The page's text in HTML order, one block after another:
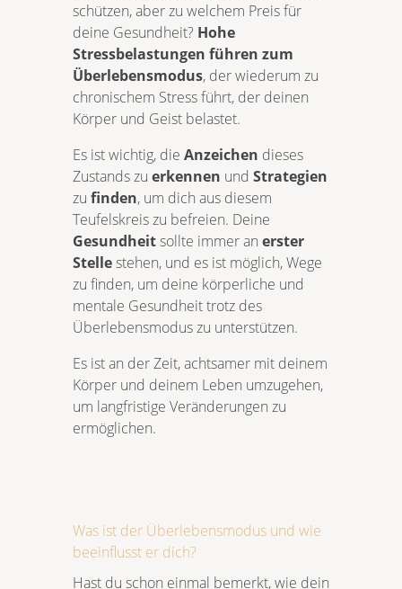
schützen, aber zu welchem Preis für
deine Gesundheit? Hohe
Stressbelastungen führen zum
Überlebensmodus, der wiederum zu
chronischem Stress führt, der deinen
Körper und Geist belastet.
Es ist wichtig, die Anzeichen dieses
Zustands zu erkennen und Strategien
zu finden, um dich aus diesem
Teufelskreis zu befreien. Deine
Gesundheitsollte immer an erster
Stellestehen, und es ist möglich, Wege
zu finden, um deine körperliche und
mentale Gesundheit trotz des
Überlebensmodus zu unterstützen.
Es ist an der Zeit, achtsamer mit deinem
Körper und deinem Leben umzugehen,
um langfristige Veränderungen zu
ermöglichen.
Was ist der Überlebensmodus und wie
beeinflusst er dich?
Hast du schon einmal bemerkt, wie dein